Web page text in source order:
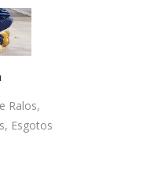
Ralos,
Esgotos